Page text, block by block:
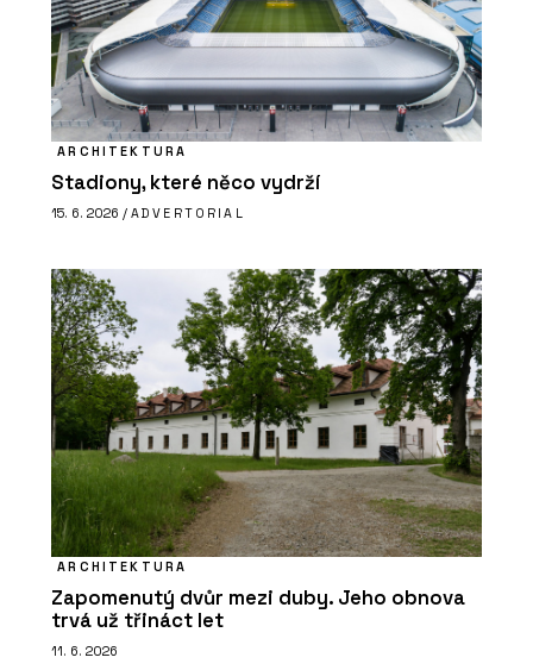
ARCHITEKTURA
Stadiony, které něco vydrží
15. 6. 2026 / ADVERTORIAL
ARCHITEKTURA
Zapomenutý dvůr mezi duby. Jeho obnova
trvá už třináct let
11. 6. 2026